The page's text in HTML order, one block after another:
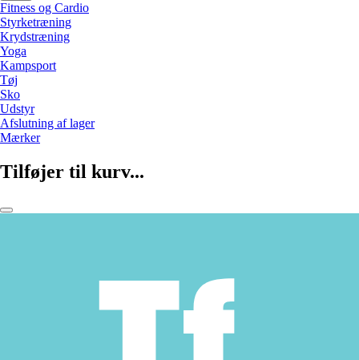
Fitness og Cardio
Styrketræning
Krydstræning
Yoga
Kampsport
Tøj
Sko
Udstyr
Afslutning af lager
Mærker
Tilføjer til kurv...